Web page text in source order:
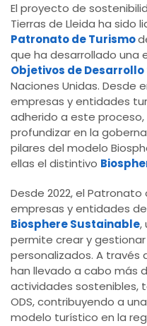
El proyecto de
Tierras de Lleida ha sido
Patronato de Turismo
que ha desarrollado una
Objetivos de Desarrollo
Naciones Unidas. Desde
empresas y entidades
adherido a este
profundizar en la
pilares del modelo
ellas el distintivo
Desde 2022, el
empresas y entidades
Biosphere Sustainable,
permite crear y
personalizados. A través
han llevado a cabo más
actividades sostenibles,
ODS, contribuyendo a
modelo turístico en la